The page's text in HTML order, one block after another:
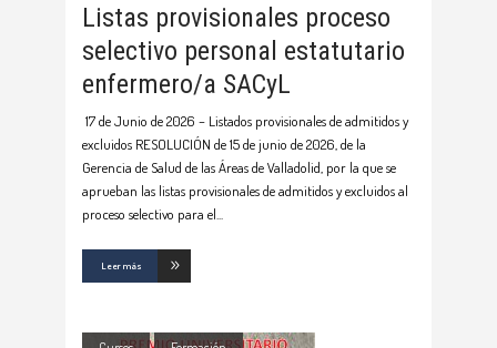
Listas provisionales proceso
selectivo personal estatutario
enfermero/a SACyL
17 de Junio de 2026 – Listados provisionales de admitidos y
excluidos RESOLUCIÓN de 15 de junio de 2026, de la
Gerencia de Salud de las Áreas de Valladolid, por la que se
aprueban las listas provisionales de admitidos y excluidos al
proceso selectivo para el
Leer más